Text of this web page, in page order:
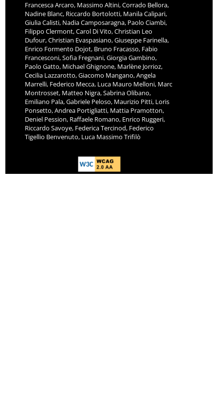
Francesca Arcaro, Massimo Altini, Corrado Bellora,
Nadine Blanc, Riccardo Bortolotti, Manila Calipari,
Giulia Calisti, Nadia Camposaragna, Paolo Ciambi,
Filippo Clermont, Carol Di Vito, Christian Leo
Dufour, Christian Evaspasiano, Giuseppe Farinella,
Enrico Formento Dojot, Bruno Fracasso, Fabio
Francesconi, Sofia Fregnani, Giorgia Gambino,
Paolo Gatto, Michael Ghignone, Marlène Jorrioz,
Cecilia Lazzarotto, Giacomo Mangano, Angela
Marrelli, Federico Mecca, Luca Mauro Melloni, Marc
Montrosset, Matteo Nigra, Sabrina Olibano,
Emiliano Pala, Gabriele Peloso, Maurizio Pitti, Loris
Ponsetto, Andrea Portigliatti, Mattia Pramotton,
Deniel Pession, Raffaele Romano, Enrico Ruggeri,
Riccardo Savoye, Federica Tercinod, Federico
Tigellio Benvenuto, Luca Massimo Trifilò